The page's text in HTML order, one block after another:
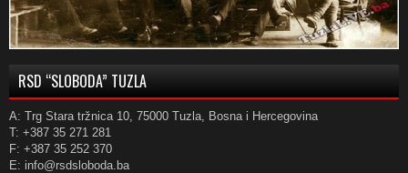
RSD “SLOBODA” TUZLA
A: Trg Stara tržnica 10, 75000 Tuzla, Bosna i Hercegovina
T: +387 35 271 281
F: +387 35 252 370
E: info@rsdsloboda.ba